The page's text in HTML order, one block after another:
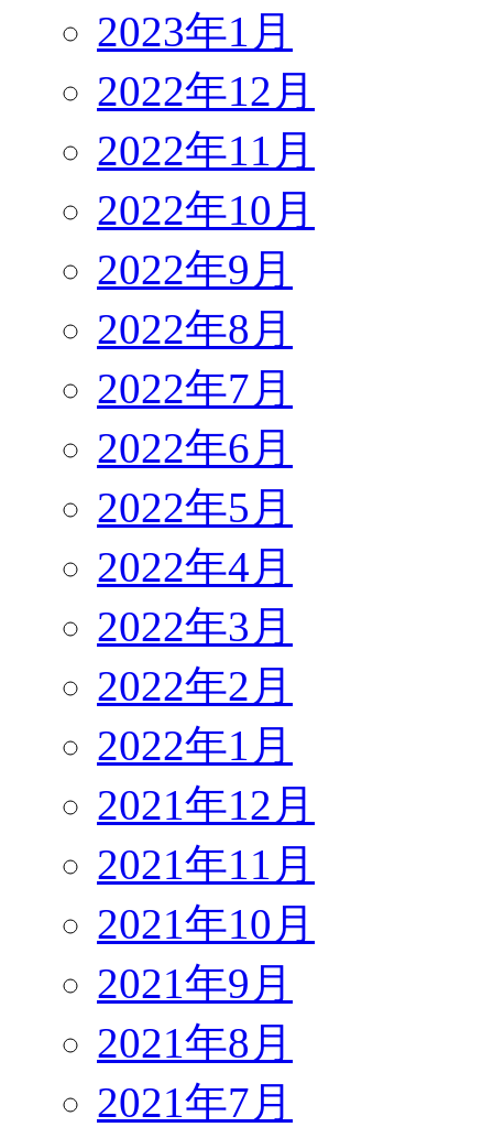
2023年1月
2022年12月
2022年11月
2022年10月
2022年9月
2022年8月
2022年7月
2022年6月
2022年5月
2022年4月
2022年3月
2022年2月
2022年1月
2021年12月
2021年11月
2021年10月
2021年9月
2021年8月
2021年7月